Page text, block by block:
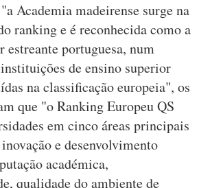
Academia madeirense surge na
ranking e é reconhecida como a
estreante portuguesa, num
de ensino superior
na classificação europeia", os
que "o Ranking Europeu QS
em cinco áreas principais
e desenvolvimento
académica,
qualidade do ambiente de